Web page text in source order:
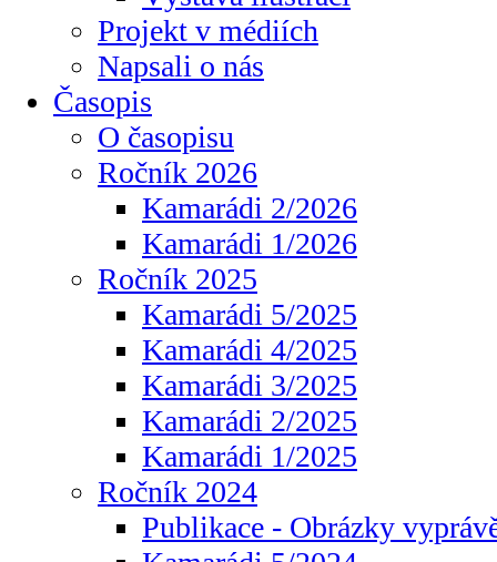
Projekt v médiích
Napsali o nás
Časopis
O časopisu
Ročník 2026
Kamarádi 2/2026
Kamarádi 1/2026
Ročník 2025
Kamarádi 5/2025
Kamarádi 4/2025
Kamarádi 3/2025
Kamarádi 2/2025
Kamarádi 1/2025
Ročník 2024
Publikace - Obrázky